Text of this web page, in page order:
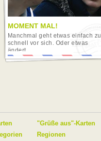
MOMENT MAL!
Manchmal geht etwas einfach zu
schnell vor sich. Oder etwas
ändert...
"Grüße aus"-Karten
Regionen